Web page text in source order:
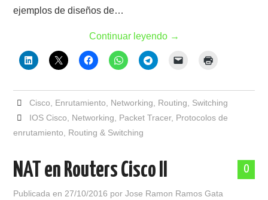
ejemplos de diseños de…
Continuar leyendo →
Cisco Enrutamiento Networking Routing
Switching
IOS Cisco
Networking Packet Tracer, Protocolos de
enrutamiento
Routing & Switching
0
NAT en Routers Cisco II
Publicada en 27/10/2016 porJose Ramon Ramos Gata